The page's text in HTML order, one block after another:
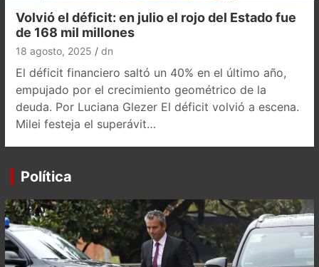
Volvió el déficit: en julio el rojo del Estado fue
de 168 mil millones
18 agosto, 2025 dn
El déficit financiero saltó un 40% en el último año,
empujado por el crecimiento geométrico de la
deuda. Por Luciana Glezer El déficit volvió a escena.
Milei festeja el superávit…
Política